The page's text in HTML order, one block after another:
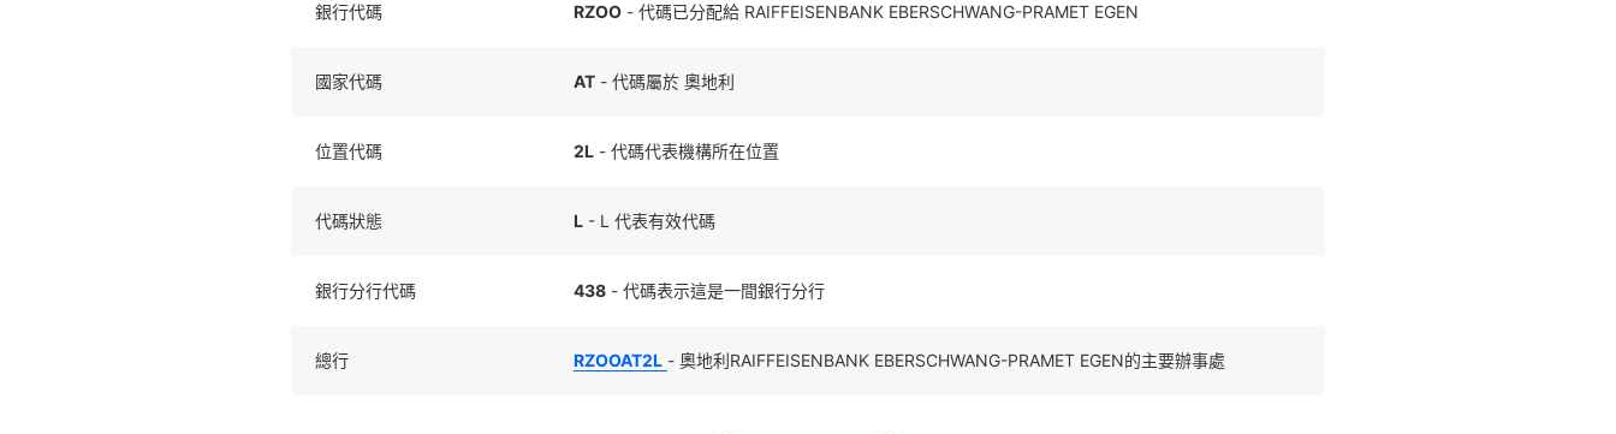
銀行代碼 RZOO - 代碼已分配給 RAIFFEISENBANK EBERSCHWANG-PRAMET EGEN
國家代碼 AT - 代碼屬於 奧地利
位置代碼 2L - 代碼代表機構所在位置
代碼狀態 L - L 代表有效代碼
銀行分行代碼 438 - 代碼表示這是一間銀行分行
總行 RZOOAT2L - 奧地利RAIFFEISENBANK EBERSCHWANG-PRAMET EGEN的主要辦事處